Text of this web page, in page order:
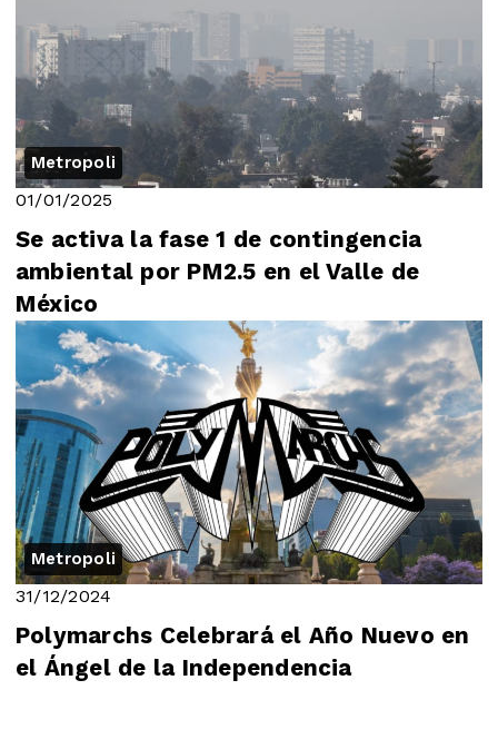
Metropoli
01/01/2025
Se activa la fase 1 de contingencia
ambiental por PM2.5 en el Valle de
México
Metropoli
31/12/2024
Polymarchs Celebrará el Año Nuevo en
el Ángel de la Independencia